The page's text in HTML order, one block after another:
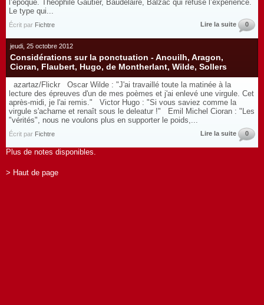
l’époque. Théophile Gautier, Baudelaire, Balzac qui refuse l’expérience.
Le type qui...
Écrit par Fichtre Lire la suite 0
jeudi, 25 octobre 2012
Considérations sur la ponctuation - Anouilh, Aragon,
Cioran, Flaubert, Hugo, de Montherlant, Wilde, Sollers
azartaz/Flickr Oscar Wilde : "J'ai travaillé toute la matinée à la
lecture des épreuves d'un de mes poèmes et j'ai enlevé une virgule. Cet
après-midi, je l'ai remis." Victor Hugo : "Si vous saviez comme la
virgule s'acharne et renaît sous le deleatur !" Emil Michel Cioran : "Les
"vérités", nous ne voulons plus en supporter le poids,...
Écrit par Fichtre Lire la suite 0
Plus de notes disponibles.
> Haut de page